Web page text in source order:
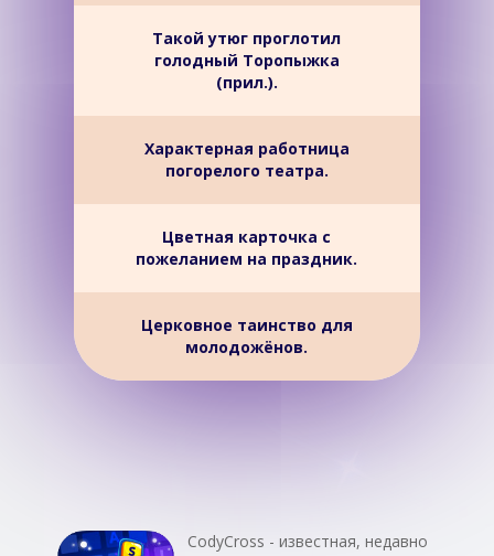
Такой утюг проглотил
голодный Торопыжка
(прил.).
Характерная работница
погорелого театра.
Цветная карточка с
пожеланием на праздник.
Церковное таинство для
молодожёнов.
CodyCross - известная, недавно